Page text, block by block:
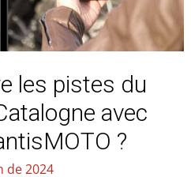
les pistes du
avec
?
de 2024